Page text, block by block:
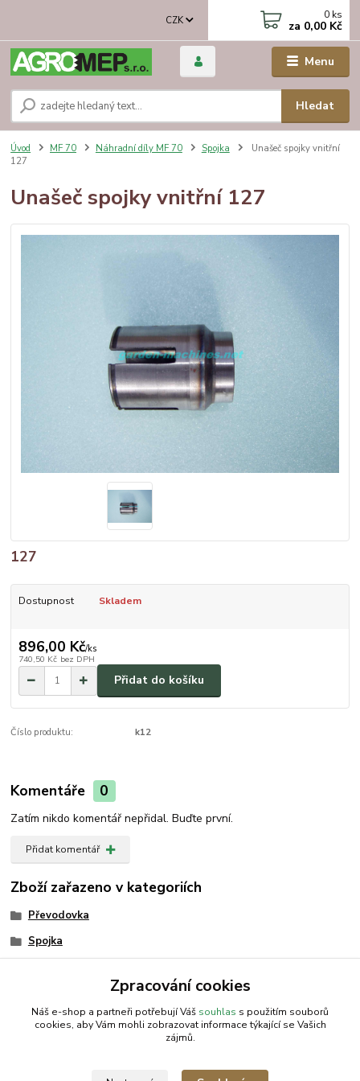
Menu
CZK
Hledat
0 ks
za 0,00 Kč
Úvod MF 70 Náhradní díly MF 70 Spojka
Unašeč spojky vnitřní
127
Unašeč spojky vnitřní 127
127
Dostupnost Skladem
896,00 Kč/ks
740,50 Kč bez DPH
Přidat do košíku
Číslo produktu: k12
Komentáře 0
Zatím nikdo komentář nepřidal. Buďte první.
Přidat komentář
Zboží zařazeno v kategoriích
Převodovka
Spojka
Zpracování cookies
Náš e-shop a partneři potřebují Váš souhlas s použitím souborů
cookies, aby Vám mohli zobrazovat informace týkající se Vašich
zájmů.